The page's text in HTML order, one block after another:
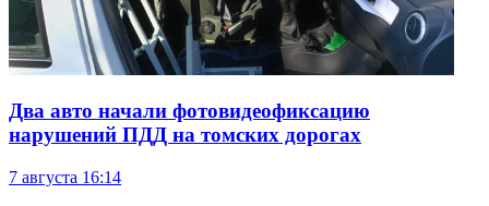
Два авто начали фотовидеофиксацию
нарушений ПДД на томских дорогах
7 августа 16:14